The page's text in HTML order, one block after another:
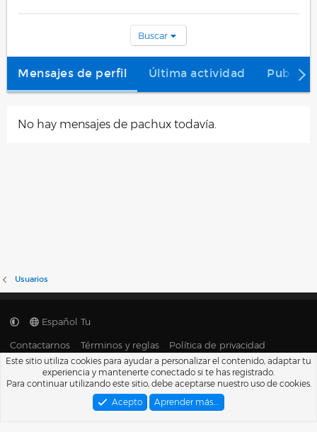
Buscar
Mensajes de perfil Última actividad
No hay mensajes de pachux todavía.
Usuarios
Español Tu
Contactarnos Términos y reglas
Política de privacidad
Ayuda
Portal
R
S
S
Community platform by XenForo® © 2010-2026 XenForo Ltd.
XenFacil.com. © 2010-2019
Este sitio utiliza cookies para ayudar a personalizar el contenido, adaptar tu
experiencia y mantenerte conectado si te has registrado.
Para continuar utilizando este sitio, debe aceptarse nuestro uso de cookies.
Acepto
Aprender más.…